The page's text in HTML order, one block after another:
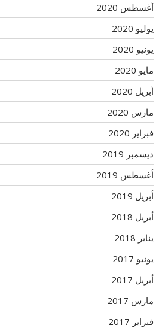
أغسطس 2020
يوليو 2020
يونيو 2020
مايو 2020
أبريل 2020
مارس 2020
فبراير 2020
ديسمبر 2019
أغسطس 2019
أبريل 2019
أبريل 2018
يناير 2018
يونيو 2017
أبريل 2017
مارس 2017
فبراير 2017